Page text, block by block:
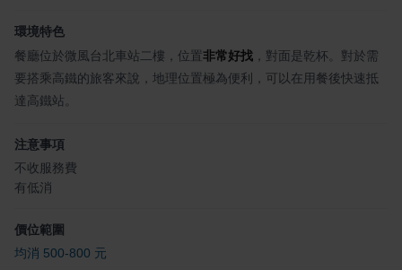
環境特色
餐廳位於微風台北車站二樓，位置非常好找 ，對面是乾杯。對於需
要搭乘高鐵的旅客來說，地理位置極為便利，可以在用餐後快速抵
達高鐵站。
注意事項
不收服務費
有低消
價位範圍
均消 500-800 元